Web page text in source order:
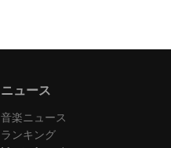
ニュース
音楽ニュース
ランキング